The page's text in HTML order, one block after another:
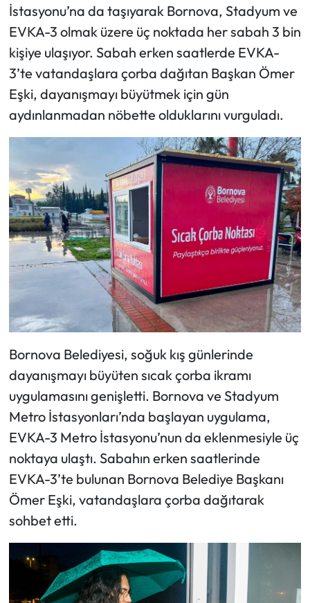
İstasyonu’na da taşıyarak Bornova, Stadyum ve
EVKA-3 olmak üzere üç noktada her sabah 3 bin
kişiye ulaşıyor. Sabah erken saatlerde EVKA-
3’te vatandaşlara çorba dağıtan Başkan Ömer
Eşki, dayanışmayı büyütmek için gün
aydınlanmadan nöbette olduklarını vurguladı.
Bornova Belediyesi, soğuk kış günlerinde
dayanışmayı büyüten sıcak çorba ikramı
uygulamasını genişletti. Bornova ve Stadyum
Metro İstasyonları’nda başlayan uygulama,
EVKA-3 Metro İstasyonu’nun da eklenmesiyle üç
noktaya ulaştı. Sabahın erken saatlerinde
EVKA-3’te bulunan Bornova Belediye Başkanı
Ömer Eşki, vatandaşlara çorba dağıtarak
sohbet etti.